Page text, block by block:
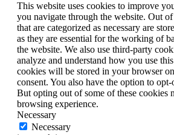
This website uses cookies to improve
you navigate through the website. Out
that are categorized as necessary are
as they are essential for the working of
the website. We also use third-party
analyze and understand how you use
cookies will be stored in your browser
consent. You also have the option to
But opting out of some of these cookies
browsing experience.
Necessary
Necessary